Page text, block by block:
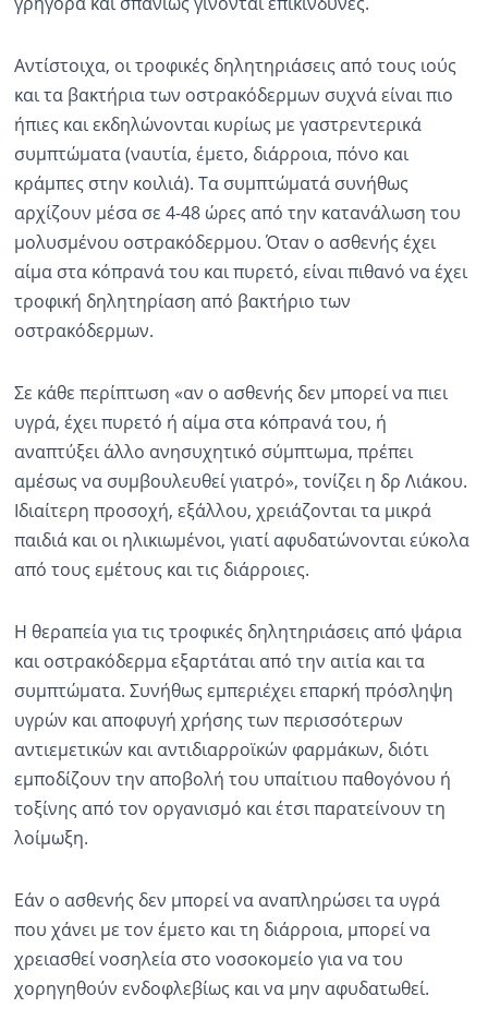
Αντίστοιχα, οι τροφικές δηλητηριάσεις από τους ιούς
και τα βακτήρια των οστρακόδερμων συχνά είναι πιο
ήπιες και εκδηλώνονται κυρίως με γαστρεντερικά
συμπτώματα (ναυτία, έμετο, διάρροια, πόνο και
κράμπες στην κοιλιά). Τα συμπτώματά συνήθως
αρχίζουν μέσα σε 4-48 ώρες από την κατανάλωση του
μολυσμένου οστρακόδερμου. Όταν ο ασθενής έχει
αίμα στα κόπρανά του και πυρετό, είναι πιθανό να έχει
τροφική δηλητηρίαση από βακτήριο των
οστρακόδερμων.
Σε κάθε περίπτωση «αν ο ασθενής δεν μπορεί να πιει
υγρά, έχει πυρετό ή αίμα στα κόπρανά του, ή
αναπτύξει άλλο ανησυχητικό σύμπτωμα, πρέπει
αμέσως να συμβουλευθεί γιατρό», τονίζει η δρ Λιάκου.
Ιδιαίτερη προσοχή, εξάλλου, χρειάζονται τα μικρά
παιδιά και οι ηλικιωμένοι, γιατί αφυδατώνονται εύκολα
από τους εμέτους και τις διάρροιες.
Η θεραπεία για τις τροφικές δηλητηριάσεις από ψάρια
και οστρακόδερμα εξαρτάται από την αιτία και τα
συμπτώματα. Συνήθως εμπεριέχει επαρκή πρόσληψη
υγρών και αποφυγή χρήσης των περισσότερων
αντιεμετικών και αντιδιαρροϊκών φαρμάκων, διότι
εμποδίζουν την αποβολή του υπαίτιου παθογόνου ή
τοξίνης από τον οργανισμό και έτσι παρατείνουν τη
λοίμωξη.
Εάν ο ασθενής δεν μπορεί να αναπληρώσει τα υγρά
που χάνει με τον έμετο και τη διάρροια, μπορεί να
χρειασθεί νοσηλεία στο νοσοκομείο για να του
χορηγηθούν ενδοφλεβίως και να μην αφυδατωθεί.